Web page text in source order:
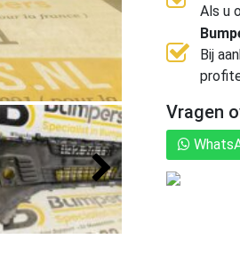
Als u
Bij
Vragen